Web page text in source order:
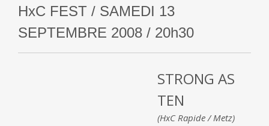
HxC FEST / SAMEDI 13
SEPTEMBRE 2008 / 20h30
STRONG AS
TEN
(HxC Rapide / Metz)